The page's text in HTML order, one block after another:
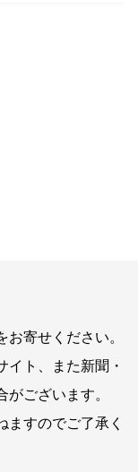
寄せください。
イト、また新聞・
ございます。
すのでご了承く